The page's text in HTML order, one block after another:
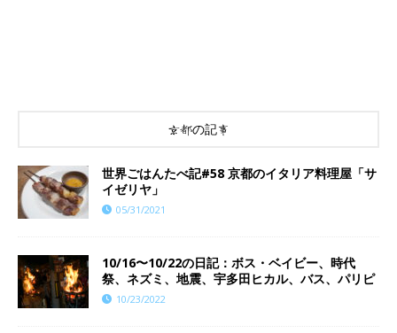
京都の記事
世界ごはんたべ記#58 京都のイタリア料理屋「サ
イゼリヤ」
05/31/2021
10/16〜10/22の日記：ボス・ベイビー、時代
祭、ネズミ、地震、宇多田ヒカル、バス、パリピ
10/23/2022